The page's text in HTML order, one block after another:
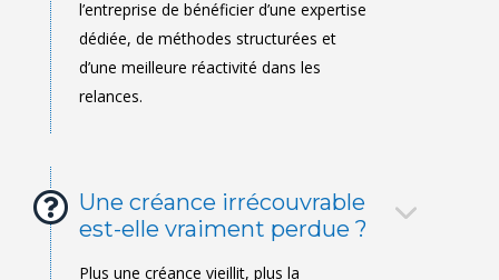
Une créance irrécouvrable
est-elle vraiment perdue ?